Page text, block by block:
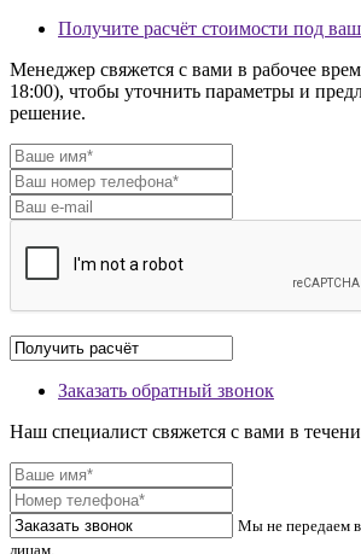
Получите расчёт стоимости под
Менеджер свяжется с вами в рабочее
18:00), чтобы уточнить параметры и
решение.
Заказать обратный звонок
Наш специалист свяжется с вами в
Мы не передаем
лицам.